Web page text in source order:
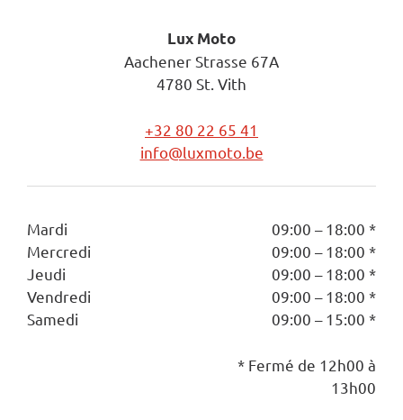
Lux Moto
Aachener Strasse 67A
4780 St. Vith
+32 80 22 65 41
info@luxmoto.be
Mardi
Mercredi
Jeudi
Vendredi
Samedi
09:00 – 18:00 *
09:00 – 18:00 *
09:00 – 18:00 *
09:00 – 18:00 *
09:00 – 15:00 *
* Fermé de 12h00 à
13h00